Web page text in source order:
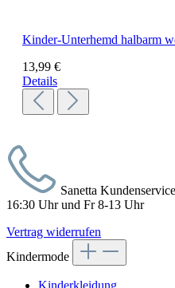
Kinder-Unterhemd halbarm
13,99 €
Details
Sanetta
16:30 Uhr und Fr 8-13 Uhr
Vertrag widerrufen
Kindermode